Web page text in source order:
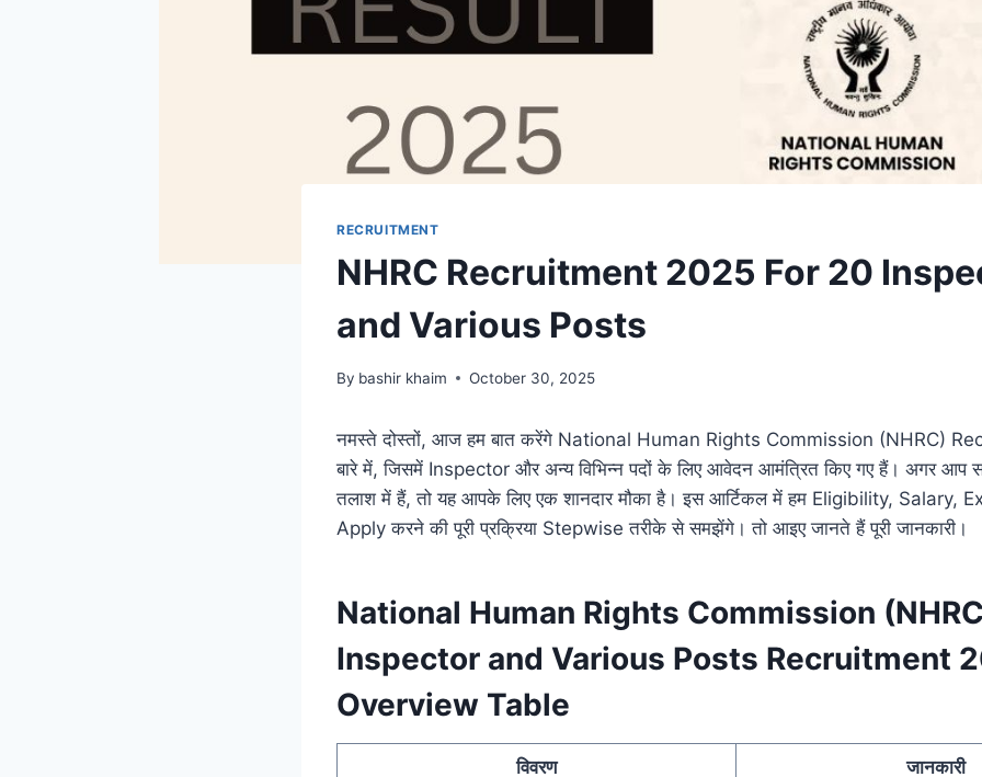
RECRUITMENT
NHRC Recruitment 2025 For 20
and Various Posts
By bashir khaim October 30, 2025
नमस्ते दोस्तों, आज हम बात करेंगे National Human Rights Commission (NHRC)
बारे में, जिसमें Inspector और अन्य विभिन्न पदों के लिए आवेदन आमंत्रित किए गए हैं। अगर आप
तलाश में हैं, तो यह आपके लिए एक शानदार मौका है। इस आर्टिकल में हम Eligibility, Salary,
Apply करने की पूरी प्रक्रिया Stepwise तरीके से समझेंगे। तो आइए जानते हैं पूरी जानकारी।
National Human Rights Commission
Inspector and Various Posts Recruitment
Overview Table
विवरण जानकारी